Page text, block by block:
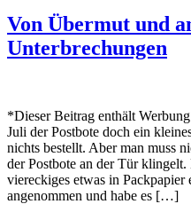
Von Übermut und
Unterbrechungen
*Dieser Beitrag enthält
Juli der Postbote doch ein
nichts bestellt. Aber man muss
der Postbote an der Tür
viereckiges etwas in Packpapier
angenommen und habe es […]